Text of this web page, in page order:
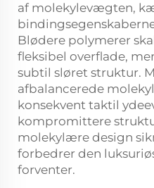
af molekylevægten,
Blødere polymerer
fleksibel overflade,
subtil sløret struktur.
afbalancerede
konsekvent taktil
kompromittere
molekylære design
forbedrer den
forventer.